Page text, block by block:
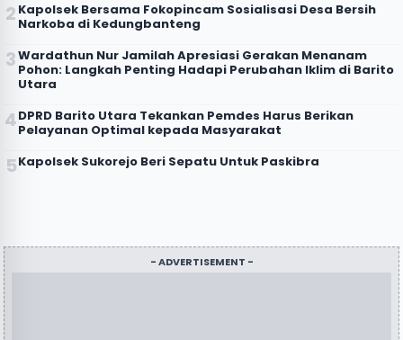
Kapolsek Bersama Fokopincam Sosialisasi Desa Bersih
Narkoba di Kedungbanteng
Wardathun Nur Jamilah Apresiasi Gerakan Menanam
Pohon: Langkah Penting Hadapi Perubahan Iklim di Barito
Utara
DPRD Barito Utara Tekankan Pemdes Harus Berikan
Pelayanan Optimal kepada Masyarakat
Kapolsek Sukorejo Beri Sepatu Untuk Paskibra
- ADVERTISEMENT -